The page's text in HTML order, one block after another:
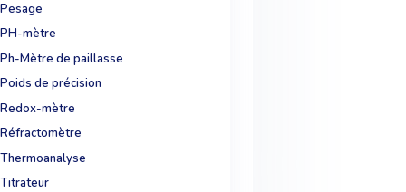
Pesage
PH-mètre
Ph-Mètre de paillasse
Poids de précision
Redox-mètre
Réfractomètre
Thermoanalyse
Titrateur